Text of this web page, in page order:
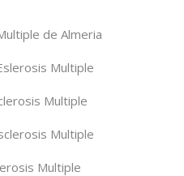
de Almeria
Multiple
Multiple
Multiple
Multiple